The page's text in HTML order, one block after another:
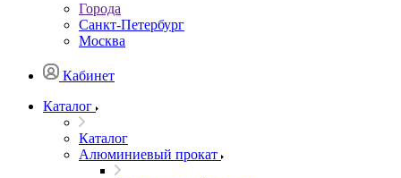
Города
Санкт-Петербург
Москва
Кабинет
Каталог
Каталог
Алюминиевый прокат